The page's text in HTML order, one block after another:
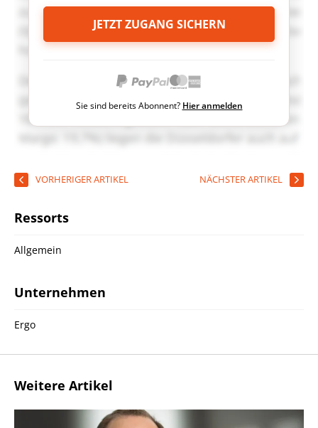
JETZT ZUGANG SICHERN
Sie sind bereits Abonnent? Hier anmelden
VORHERIGER ARTIKEL NÄCHSTER ARTIKEL
Ressorts
Allgemein
Unternehmen
Ergo
Weitere Artikel